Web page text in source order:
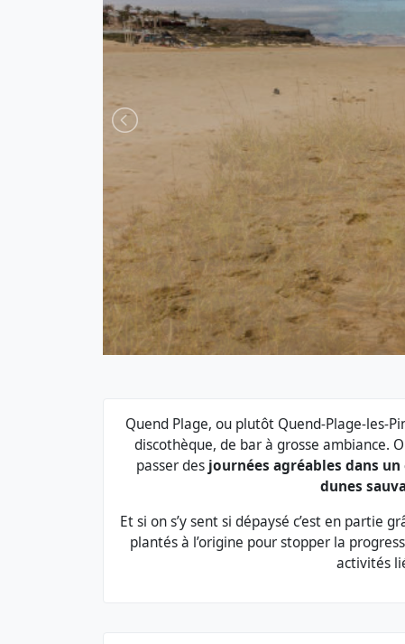
Quend Plage, ou plutôt Quend-Plage-les-
discothèque, de bar à grosse ambiance.
passer des journées agréables dans
dunes
Et si on s’y sent si dépaysé c’est en partie
plantés à l’origine pour stopper la
activités